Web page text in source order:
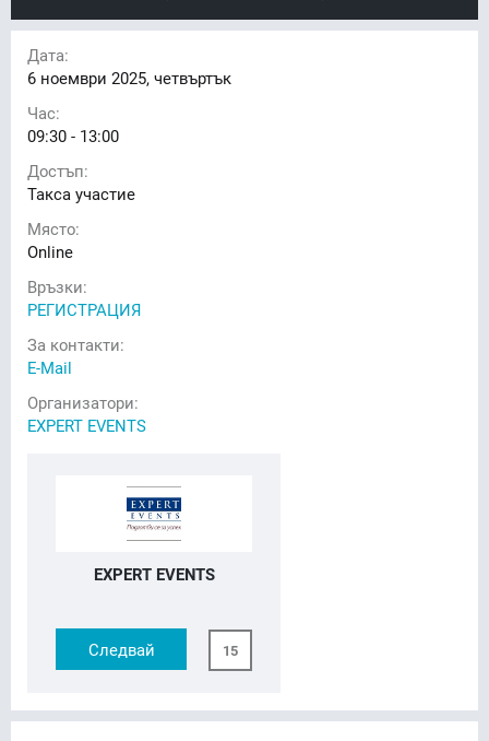
Дата:
6 ноември 2025, четвъртък
Час:
09:30 - 13:00
Достъп:
Такса участие
Място:
Online
Връзки:
РЕГИСТРАЦИЯ
За контакти:
E-Mail
Организатори:
EXPERT EVENTS
EXPERT EVENTS
Следвай 15